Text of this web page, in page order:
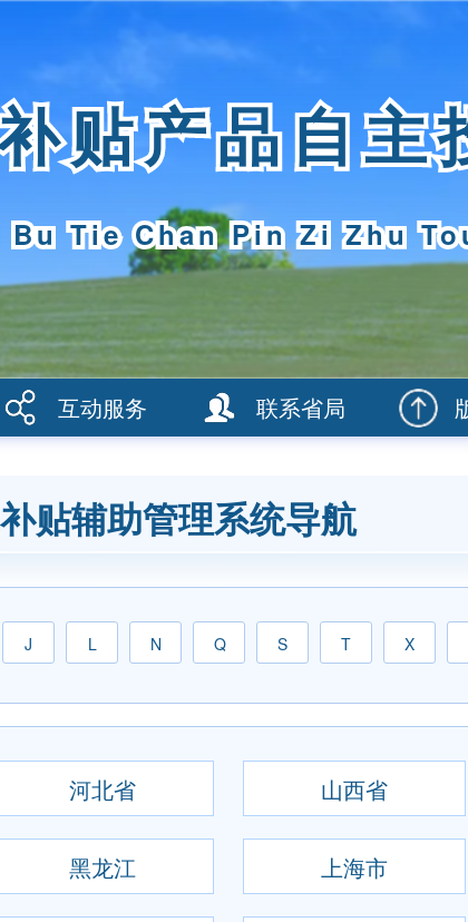
贴产品自主
Tie Chan Pin Zi Zhu
互动服务 联系省局
贴辅助管理系统导航
J L N Q S T X
河北省 山西省
黑龙江 上海市